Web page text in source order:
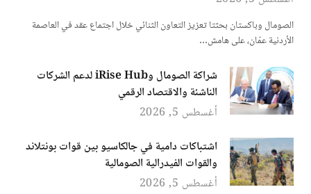
الصومال وباكستان بحثتا تعزيز التعاون الثنائي خلال اجتماع عقد في العاصمة
الأردنية عمّان، على هامش…
شراكة الصومال وiRise Hub لدعم الشركات
الناشئة والاقتصاد الرقمي
أغسطس 5, 2026
اشتباكات دامية في جالكاسيو بين قوات بونتلاند
والقوات الفيدرالية الصومالية
أغسطس 5, 2026